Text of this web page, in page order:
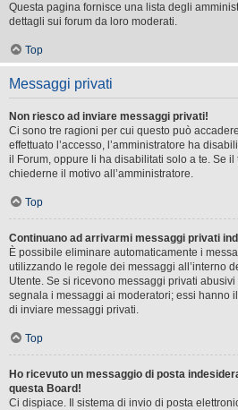
Questa pagina fornisce una lista degli
dettagli sui forum da loro moderati.
Top
Messaggi privati
Non riesco ad inviare messaggi privati!
Ci sono tre ragioni per cui questo può
effettuato l’accesso, l’amministratore ha
il Forum, oppure li ha disabilitati solo a te. Se il
chiederne il motivo all’amministratore.
Top
Continuano ad arrivarmi messaggi privati
È possibile eliminare automaticamente i
utilizzando le regole dei messaggi all’interno
Utente. Se si ricevono messaggi privati
segnala i messaggi ai moderatori; essi hanno
di inviare messaggi privati​​.
Top
Ho ricevuto un messaggio di posta
questa Board!
Ci dispiace. Il sistema di invio di posta